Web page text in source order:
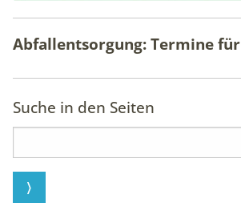
Abfallentsorgung: Termine für
Suche in den Seiten